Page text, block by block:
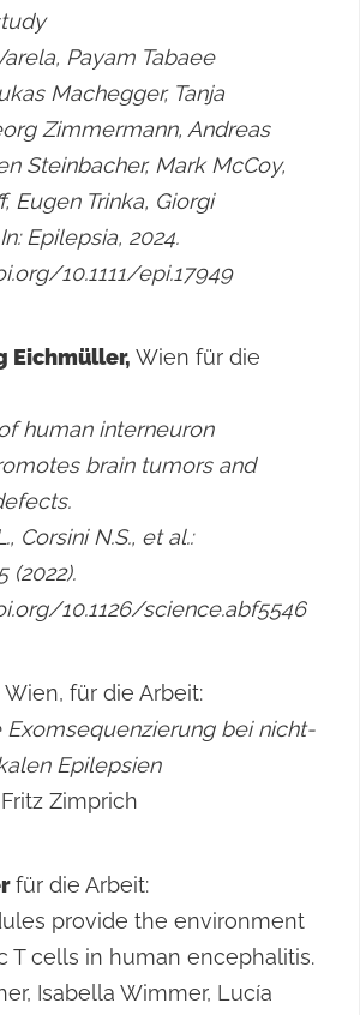
Payam Tabaee
Machegger, Tanja
Zimmermann, Andreas
Steinbacher, Mark McCoy,
Eugen Trinka, Giorgi
Epilepsia, 2024.
10.1111/epi.17949
Eichmüller, Wien für die
human interneuron
brain tumors and
Corsini N.S., et al.:
(2022).
10.1126/science.abf5546
Wien, für die Arbeit:
Exomsequenzierung bei nicht-
Epilepsien
Zimprich
für die Arbeit:
provide the environment
T cells in human encephalitis.
Isabella Wimmer, Lucía